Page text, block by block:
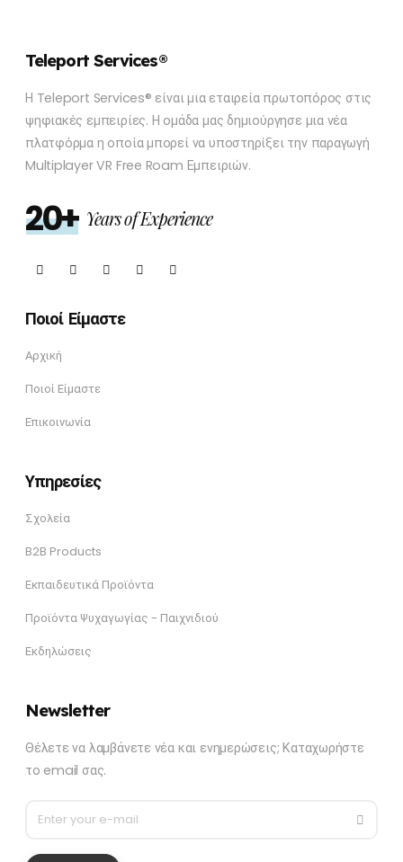
Teleport Services®
Η Teleport Services® είναι μια εταιρεία πρωτοπόρος στις
ψηφιακές εμπειρίες. Η ομάδα μας δημιούργησε μια νέα
πλατφόρμα η οποία μπορεί να υποστηρίξει την παραγωγή
Multiplayer VR Free Roam Εμπειριών.
20+ Years of Experience
Ποιοί Είμαστε
Αρχική
Ποιοί Είμαστε
Επικοινωνία
Υπηρεσίες
Σχολεία
B2B Products
Εκπαιδευτικά Προϊόντα
Προϊόντα Ψυχαγωγίας - Παιχνιδιού
Εκδηλώσεις
Newsletter
Θέλετε να λαμβάνετε νέα και ενημερώσεις; Καταχωρήστε
το email σας.